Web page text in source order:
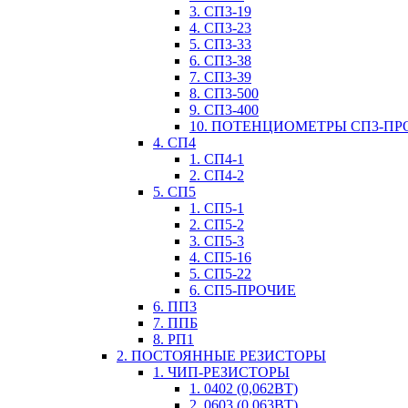
3. СП3-19
4. СП3-23
5. СП3-33
6. СП3-38
7. СП3-39
8. СП3-500
9. СП3-400
10. ПОТЕНЦИОМЕТРЫ СП3-
4. СП4
1. СП4-1
2. СП4-2
5. СП5
1. СП5-1
2. СП5-2
3. СП5-3
4. СП5-16
5. СП5-22
6. СП5-ПРОЧИЕ
6. ПП3
7. ППБ
8. РП1
2. ПОСТОЯННЫЕ РЕЗИСТОРЫ
1. ЧИП-РЕЗИСТОРЫ
1. 0402 (0,062ВТ)
2. 0603 (0,063ВТ)